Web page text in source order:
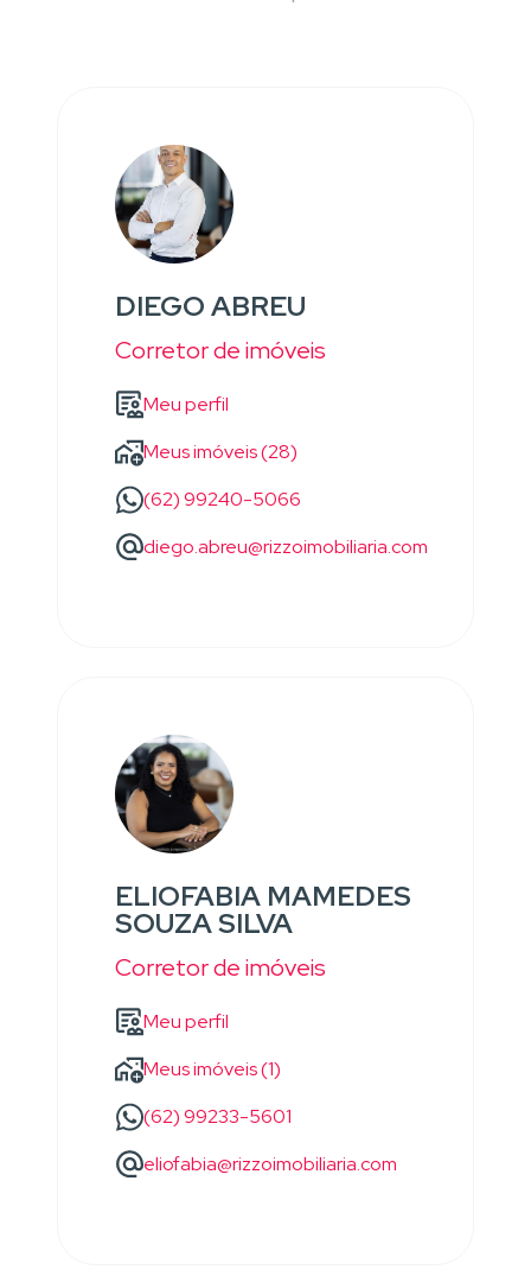
DIEGO ABREU
Corretor de imóveis
Meu perfil
Meus imóveis (28)
(62) 99240-5066
diego.abreu@rizzoimobiliaria.com
ELIOFABIA MAMEDES
SOUZA SILVA
Corretor de imóveis
Meu perfil
Meus imóveis (1)
(62) 99233-5601
eliofabia@rizzoimobiliaria.com